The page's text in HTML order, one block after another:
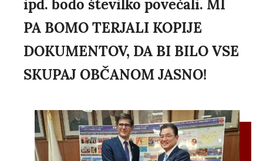
ipd. bodo številko povečali. MI
PA BOMO TERJALI KOPIJE
DOKUMENTOV, DA BI BILO VSE
SKUPAJ OBČANOM JASNO!